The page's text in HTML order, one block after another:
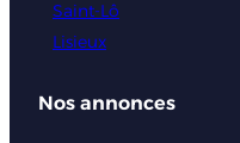
Saint-Lô
Lisieux
Nos annonces